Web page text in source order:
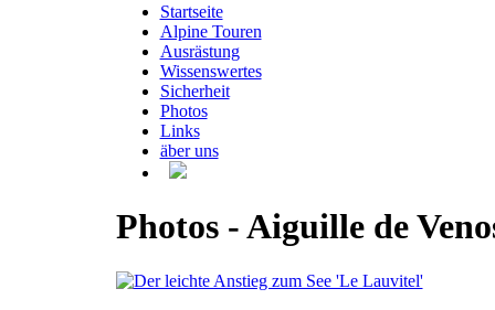
Startseite
Alpine Touren
Ausrästung
Wissenswertes
Sicherheit
Photos
Links
äber uns
Photos - Aiguille de